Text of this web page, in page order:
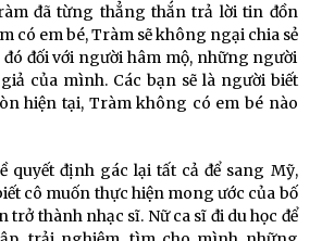
đã từng thẳng thắn trả lời tin đồn
có em bé, Tràm sẽ không ngại chia sẻ
đối với người hâm mộ, những người
của mình. Các bạn sẽ là người biết
hiện tại, Tràm không có em bé nào
quyết định gác lại tất cả để sang Mỹ,
cô muốn thực hiện mong ước của bố
trở thành nhạc sĩ. Nữ ca sĩ đi du học để